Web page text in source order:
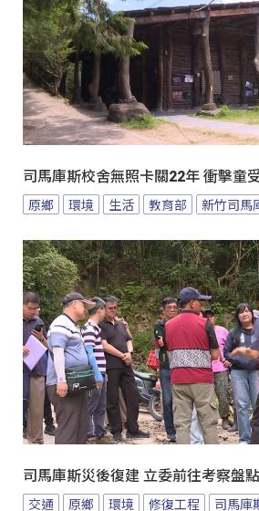
司馬庫斯校舍無照卡關22年 衝擊童
原鄉 環境 生活 教育部 新竹司馬
司馬庫斯災後復建 立委前往考察盤
交通 原鄉 環境 修復工程 司馬庫